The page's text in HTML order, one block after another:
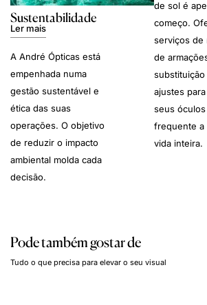
Sustentabilidade
Ler mais
A André Ópticas está
empenhada numa
gestão sustentável e
ética das suas
operações. O objetivo
de reduzir o impacto
ambiental molda cada
decisão.
de sol é
começo.
serviços de
de
ajustes
seus
frequente a
vida inteira.
Pode também gostar de
Tudo o que precisa para elevar o seu visual